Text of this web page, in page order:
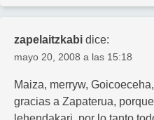
zapelaitzkabi dice:
mayo 20, 2008 a las 15:18
Maiza, merryw,
gracias a Zapaterua,